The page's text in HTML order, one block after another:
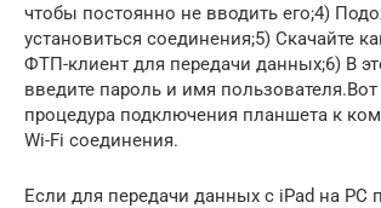
чтобы постоянно не вводить его;4)
установиться соединения;5) Скачайте
ФТП-клиент для передачи данных;6) В
введите пароль и имя пользователя.Вот
процедура подключения планшета к
Wi-Fi соединения.
Если для передачи данных с iPad на PC